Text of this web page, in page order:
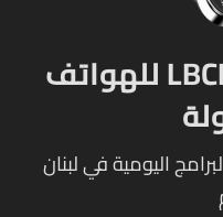
حمل الآن تطبيق LBCI للهواتف
اليومية في لبنان